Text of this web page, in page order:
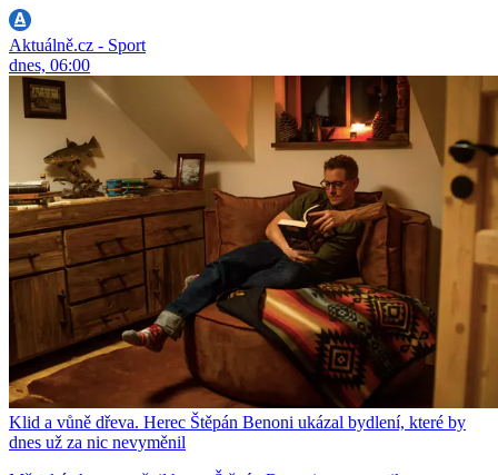
Aktuálně.cz - Sport
dnes, 06:00
Klid a vůně dřeva. Herec Štěpán Benoni ukázal bydlení, které by
dnes už za nic nevyměnil